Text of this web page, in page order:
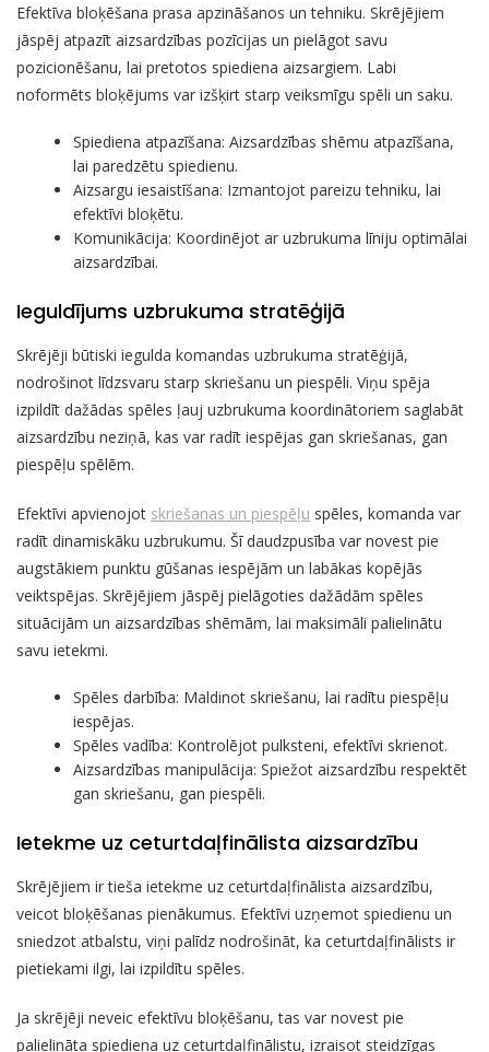
Efektīva bloķēšana prasa apzināšanos un tehniku. Skrējējiem
jāspēj atpazīt aizsardzības pozīcijas un pielāgot savu
pozicionēšanu, lai pretotos spiediena aizsargiem. Labi
noformēts bloķējums var izšķirt starp veiksmīgu spēli un saku.
Spiediena atpazīšana: Aizsardzības shēmu atpazīšana,
lai paredzētu spiedienu.
Aizsargu iesaistīšana: Izmantojot pareizu tehniku, lai
efektīvi bloķētu.
Komunikācija: Koordinējot ar uzbrukuma līniju optimālai
aizsardzībai.
Ieguldījums uzbrukuma stratēģijā
Skrējēji būtiski iegulda komandas uzbrukuma stratēģijā,
nodrošinot līdzsvaru starp skriešanu un piespēli. Viņu spēja
izpildīt dažādas spēles ļauj uzbrukuma koordinātoriem saglabāt
aizsardzību neziņā, kas var radīt iespējas gan skriešanas, gan
piespēļu spēlēm.
Efektīvi apvienojot skriešanas un piespēļu spēles, komanda var
radīt dinamiskāku uzbrukumu. Šī daudzpusība var novest pie
augstākiem punktu gūšanas iespējām un labākas kopējās
veiktspējas. Skrējējiem jāspēj pielāgoties dažādām spēles
situācijām un aizsardzības shēmām, lai maksimāli palielinātu
savu ietekmi.
Spēles darbība: Maldinot skriešanu, lai radītu piespēļu
iespējas.
Spēles vadība: Kontrolējot pulksteni, efektīvi skrienot.
Aizsardzības manipulācija: Spiežot aizsardzību respektēt
gan skriešanu, gan piespēli.
Ietekme uz ceturtdaļfinālista aizsardzību
Skrējējiem ir tieša ietekme uz ceturtdaļfinālista aizsardzību,
veicot bloķēšanas pienākumus. Efektīvi uzņemot spiedienu un
sniedzot atbalstu, viņi palīdz nodrošināt, ka ceturtdaļfinālists ir
pietiekami ilgi, lai izpildītu spēles.
Ja skrējēji neveic efektīvu bloķēšanu, tas var novest pie
palielināta spiediena uz ceturtdaļfinālistu, izraisot steidzīgas